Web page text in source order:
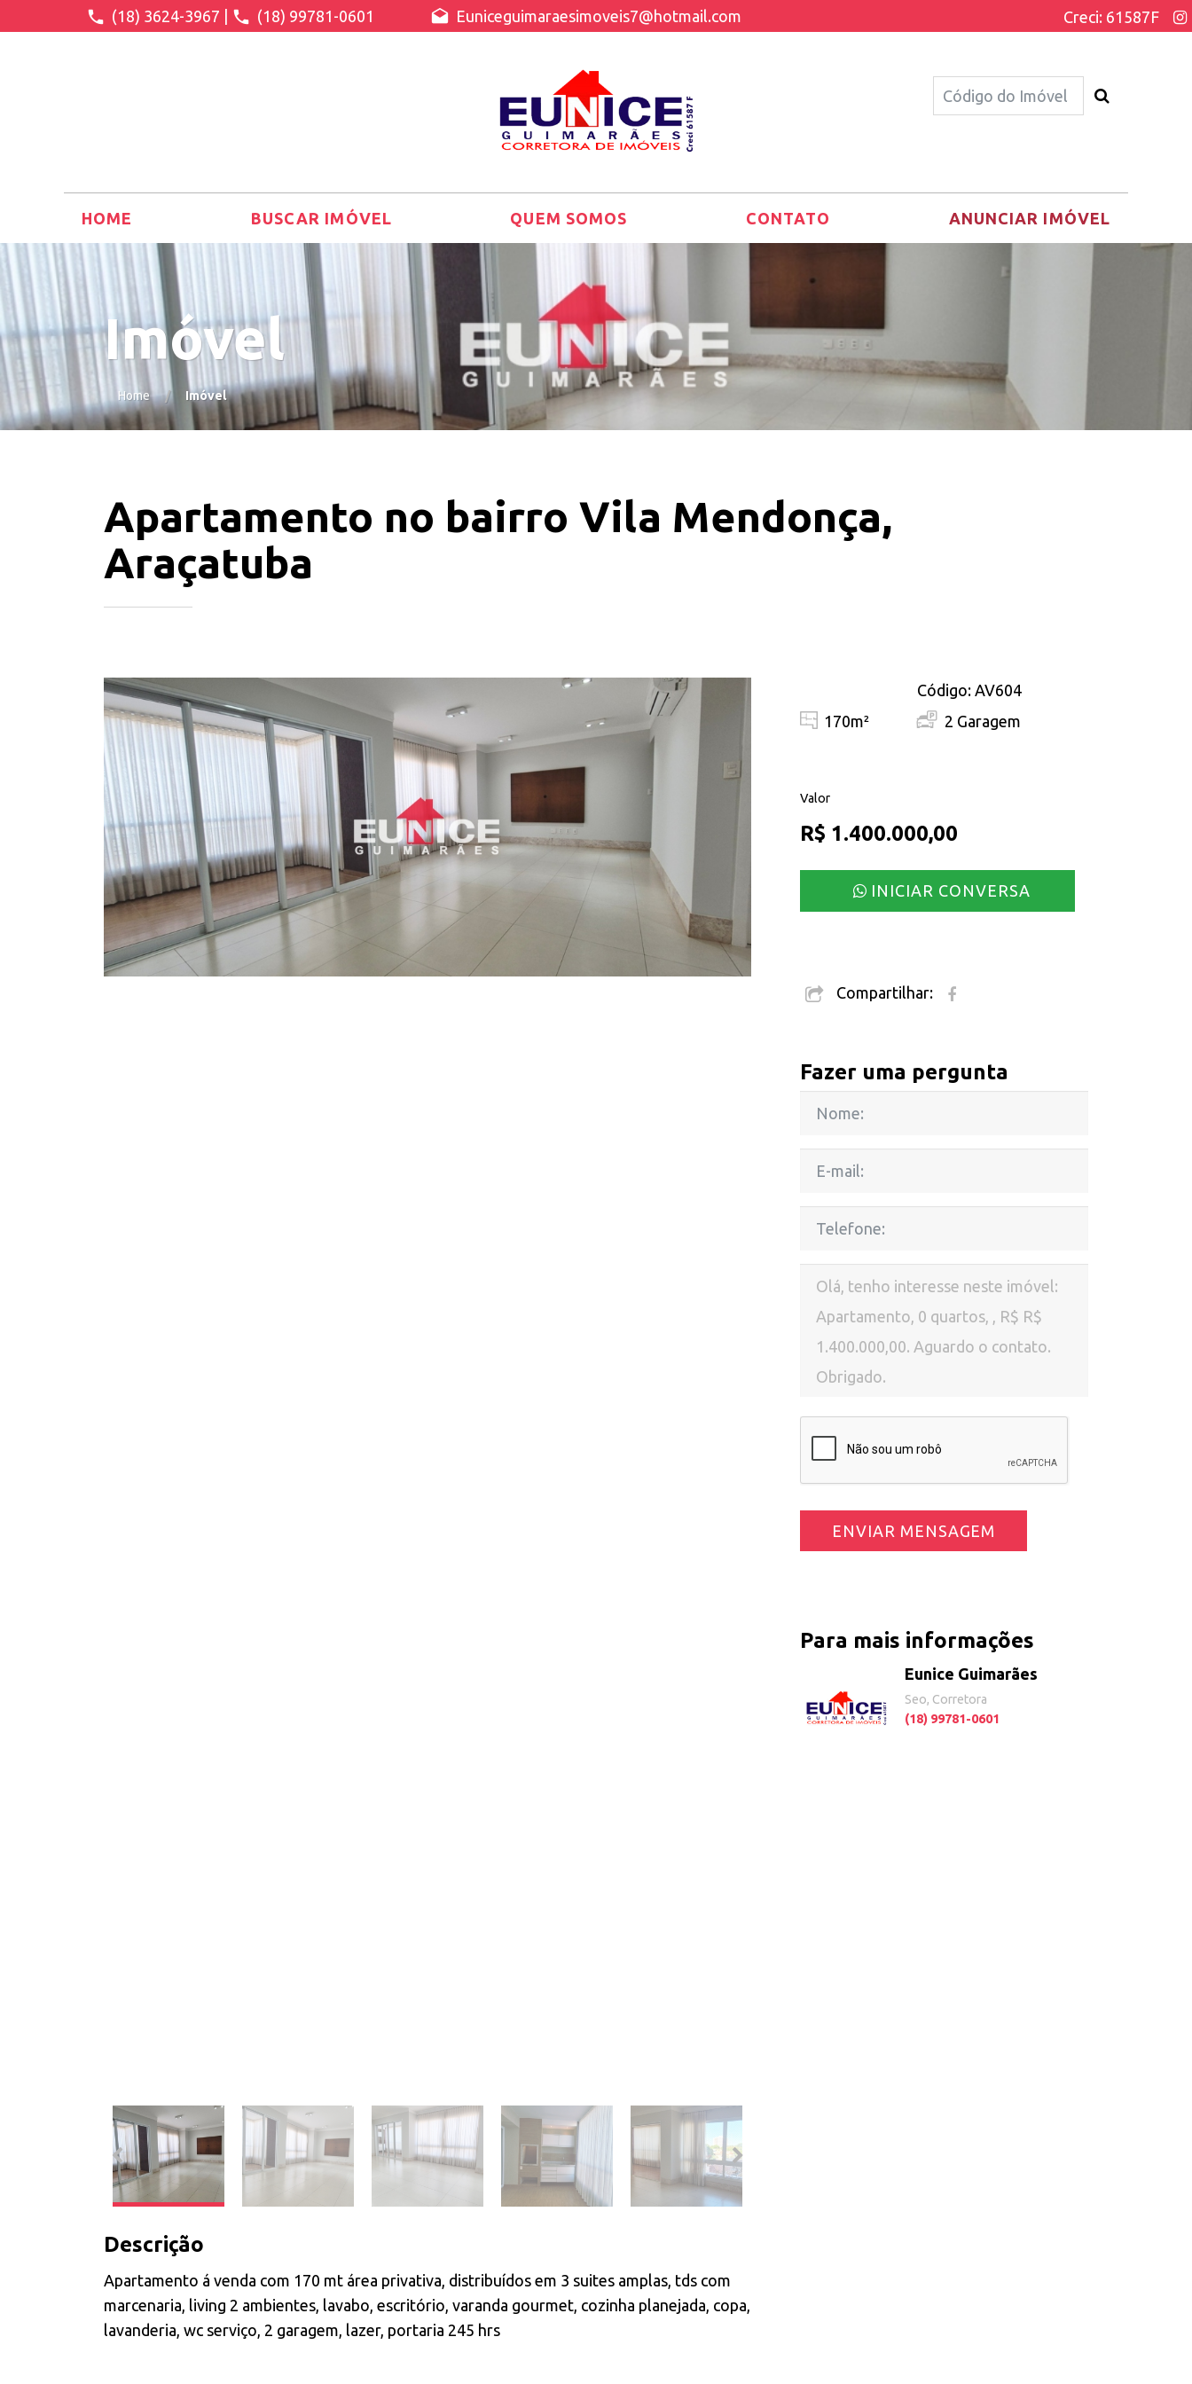
(18) 3624-3967 (18) 99781-0601 Euniceguimaraesimoveis7@hotmail.com Creci: 61587F
HOME BUSCAR IMÓVEL QUEM SOMOS CONTATO ANUNCIAR IMÓVEL
Imóvel
Home Imóvel
Apartamento no bairro Vila Mendonça,
Araçatuba
Descrição
Apartamento á venda com 170 mt área privativa, distribuídos em 3 suites amplas, tds com
marcenaria, living 2 ambientes, lavabo, escritório, varanda gourmet, cozinha planejada, copa,
lavanderia, wc serviço, 2 garagem, lazer, portaria 245 hrs
170m²
Código: AV604
2 Garagem
Compartilhar:
Valor
R$ 1.400.000,00
INICIAR CONVERSA
Fazer uma pergunta
ENVIAR MENSAGEM
Para mais informações
Eunice Guimarães
Seo, Corretora
(18) 99781-0601